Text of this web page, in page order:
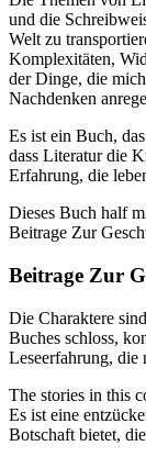
und die
Welt zu
Komplexitäten,
der Dinge, die
Nachdenken
Es ist ein Buch,
dass Literatur die
Erfahrung, die
Dieses Buch half
Beitrage Zur
Beitrage Zur
Die Charaktere
Buches schloss,
Leseerfahrung, die
The stories in this
Es ist eine
Botschaft bietet,